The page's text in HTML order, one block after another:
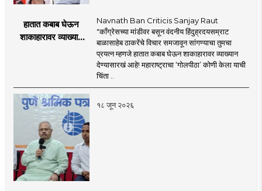
हातात कबाब घेऊन
शाकाहारावर व्याख्यान
Navnath Ban Criticis Sanjay Raut
"काँग्रेसच्या मांडीवर बसून वंदनीय हिंदुह्रदयसम्राट
बाळासाहेब ठाकरेंचे विचार समजावून सांगण्याचा तुमचा
प्रयत्न म्हणजे हातात कबाब घेऊन शाकाहारावर व्याख्यान
देण्यासारखं आहे! महाराष्ट्राचा ‘गोलपीठा’ कोणी केला याची
चिंता ..
१८ जून २०२६